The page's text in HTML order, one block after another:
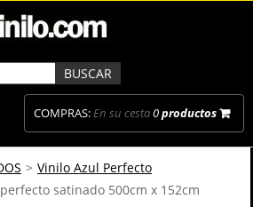
COMPRAS:En su cesta0productos
> Vinilo Azul Perfecto
satinado 500cm x 152cm